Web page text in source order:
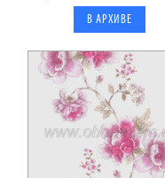
В АРХИВЕ